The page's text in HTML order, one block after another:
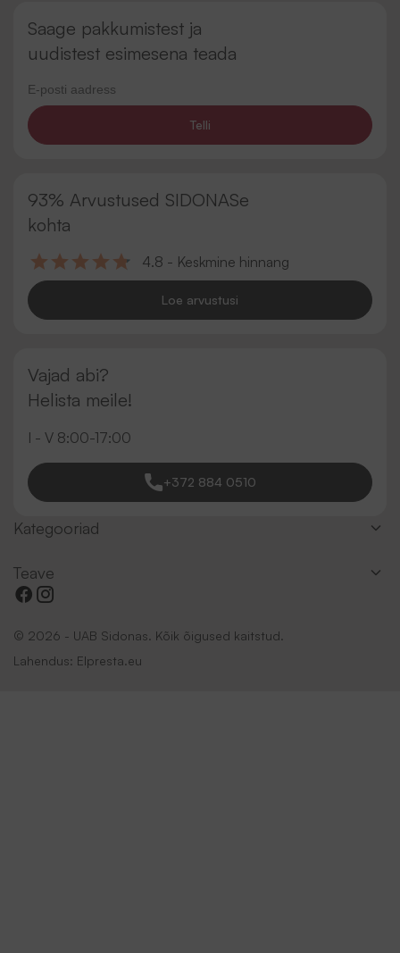
Saage pakkumistest ja
uudistest esimesena teada
Telli
93% Arvustused SIDONASe
kohta
4.8 - Keskmine hinnang
Loe arvustusi
Vajad abi?
Helista meile!
I - V 8:00-17:00
+372 884 0510
Kategooriad
Teave
© 2026 - UAB Sidonas. Kõik õigused kaitstud.
Lahendus: Elpresta.eu